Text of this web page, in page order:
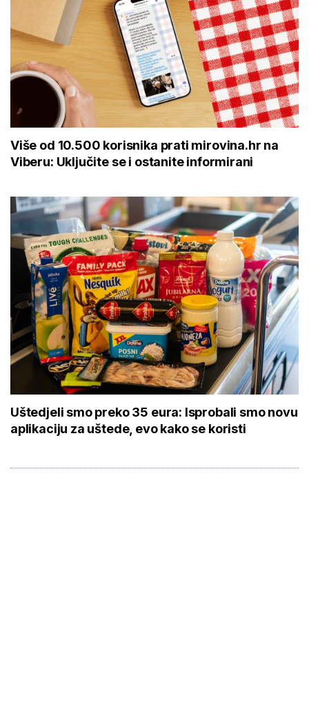
Više od 10.500 korisnika prati mirovina.hr na
Viberu: Uključite se i ostanite informirani
Uštedjeli smo preko 35 eura: Isprobali smo novu
aplikaciju za uštede, evo kako se koristi